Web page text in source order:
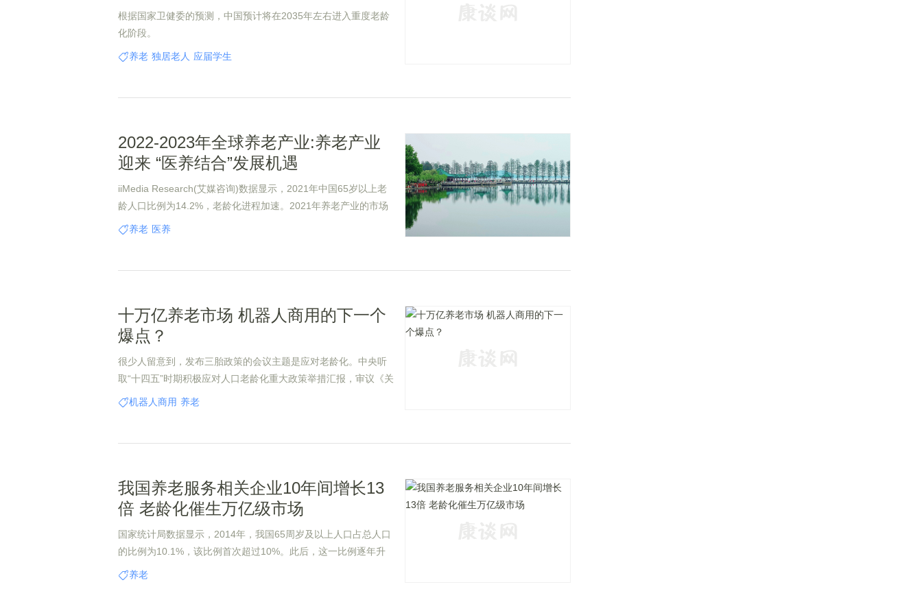
根据国家卫健委的预测，中国预计将在2035年左右进入重度老龄
化阶段。
养老 独居老人 应届学生
2022-2023年全球养老产业:养老产业
迎来 “医养结合”发展机遇
iiMedia Research(艾媒咨询)数据显示，2021年中国65岁以上老
龄人口比例为14.2%，老龄化进程加速。2021年养老产业的市场
规模达8.8万亿元，同比增长22.3%，预计2023年市场规模达12.0
养老 医养
十万亿养老市场 机器人商用的下一个
爆点？
很少人留意到，发布三胎政策的会议主题是应对老龄化。中央听
取“十四五”时期积极应对人口老龄化重大政策举措汇报，审议《关
于优化生育政策促进人口长期均衡发展的决定》，就积极应对人
机器人商用 养老
我国养老服务相关企业10年间增长13
倍 老龄化催生万亿级市场
国家统计局数据显示，2014年，我国65周岁及以上人口占总人口
的比例为10.1%，该比例首次超过10%。此后，这一比例逐年升
高。2019年，我国65岁及以上人口数量达到1.76亿，占总人口
养老